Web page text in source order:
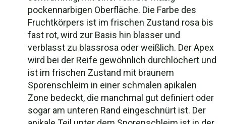
pockennarbigen Oberfläche. Die Farbe des
Fruchtkörpers ist im frischen Zustand rosa bis
fast rot, wird zur Basis hin blasser und
verblasst zu blassrosa oder weißlich. Der Apex
wird bei der Reife gewöhnlich durchlöchert und
ist im frischen Zustand mit braunem
Sporenschleim in einer schmalen apikalen
Zone bedeckt, die manchmal gut definiert oder
sogar am unteren Rand eingeschnürt ist. Der